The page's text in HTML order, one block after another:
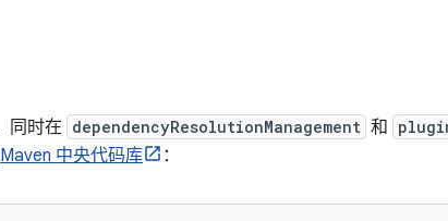
同时在 dependencyResolutionManagement 和
Maven 中央代码库 ：